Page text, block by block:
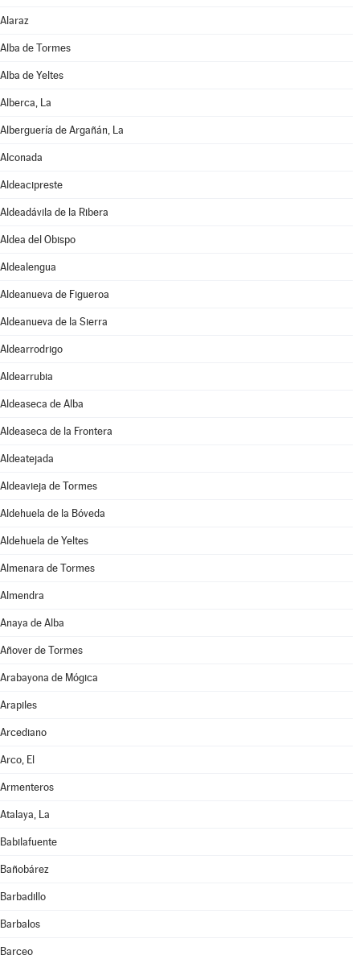
Alaraz
Alba de Tormes
Alba de Yeltes
Alberca, La
Alberguería de Argañán, La
Alconada
Aldeacipreste
Aldeadávila de la Ribera
Aldea del Obispo
Aldealengua
Aldeanueva de Figueroa
Aldeanueva de la Sierra
Aldearrodrigo
Aldearrubia
Aldeaseca de Alba
Aldeaseca de la Frontera
Aldeatejada
Aldeavieja de Tormes
Aldehuela de la Bóveda
Aldehuela de Yeltes
Almenara de Tormes
Almendra
Anaya de Alba
Añover de Tormes
Arabayona de Mógica
Arapiles
Arcediano
Arco, El
Armenteros
Atalaya, La
Babilafuente
Bañobárez
Barbadillo
Barbalos
Barceo